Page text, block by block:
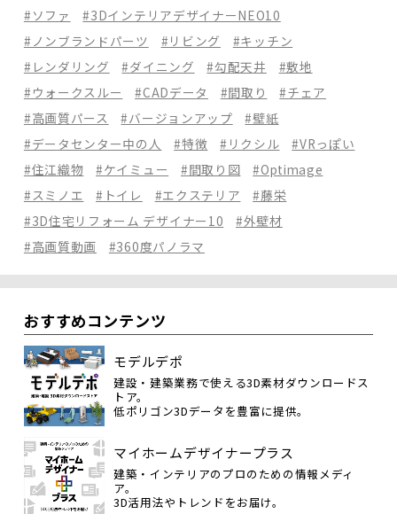
#ソファ
#3DインテリアデザイナーNEO10
#ノンブランドパーツ
#リビング
#キッチン
#レンダリング
#ダイニング #勾配天井
#敷地
#ウォークスルー
#CADデータ #間取り
#チェア
#高画質パース
#バージョンアップ
#壁紙
#データセンター中の人
#特徴 #リクシル
#VRっぽい
#住江織物
#ケイミュー #間取り図
#Optimage
#スミノエ
#トイレ #エクステリア
#藤栄
#3D住宅リフォーム デザイナー10
#外壁材
#高画質動画
#360度パノラマ
おすすめコンテンツ
モデルデポ
建設・建築業務で使える3D素材ダウンロードス
トア。
低ポリゴン3Dデータを豊富に提供。
マイホームデザイナープラス
建築・インテリアのプロのための情報メディ
ア。
3D活用法やトレンドをお届け。